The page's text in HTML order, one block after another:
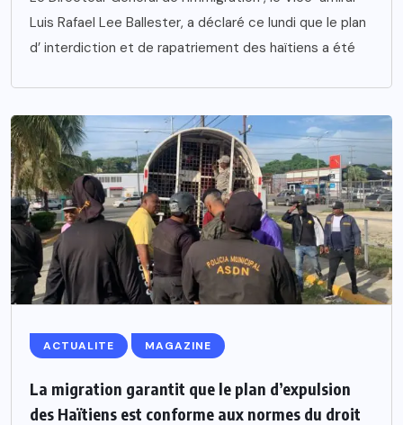
Luis Rafael Lee Ballester, a déclaré ce lundi que le plan
d’ interdiction et de rapatriement des haïtiens a été
ACTUALITE MAGAZINE
La migration garantit que le plan d’expulsion
des Haïtiens est conforme aux normes du droit